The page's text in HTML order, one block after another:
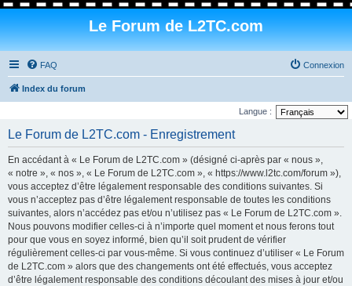
Le Forum de L2TC.com
FAQ Connexion
Index du forum
Langue :
Le Forum de L2TC.com - Enregistrement
En accédant à « Le Forum de L2TC.com » (désigné ci-après par « nous »,
« notre », « nos », « Le Forum de L2TC.com », « https://www.l2tc.com/forum »),
vous acceptez d’être légalement responsable des conditions suivantes. Si
vous n’acceptez pas d’être légalement responsable de toutes les conditions
suivantes, alors n’accédez pas et/ou n’utilisez pas « Le Forum de L2TC.com ».
Nous pouvons modifier celles-ci à n’importe quel moment et nous ferons tout
pour que vous en soyez informé, bien qu’il soit prudent de vérifier
régulièrement celles-ci par vous-même. Si vous continuez d’utiliser « Le Forum
de L2TC.com » alors que des changements ont été effectués, vous acceptez
d’être légalement responsable des conditions découlant des mises à jour et/ou